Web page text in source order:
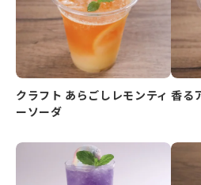
クラフト あらごしレモンティ
ーソーダ
香る